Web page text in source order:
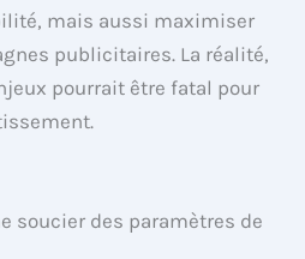
mais aussi maximiser
publicitaires. La réalité,
pourrait être fatal pour
soucier des paramètres de